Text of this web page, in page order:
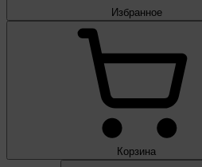
Избранное
Корзина